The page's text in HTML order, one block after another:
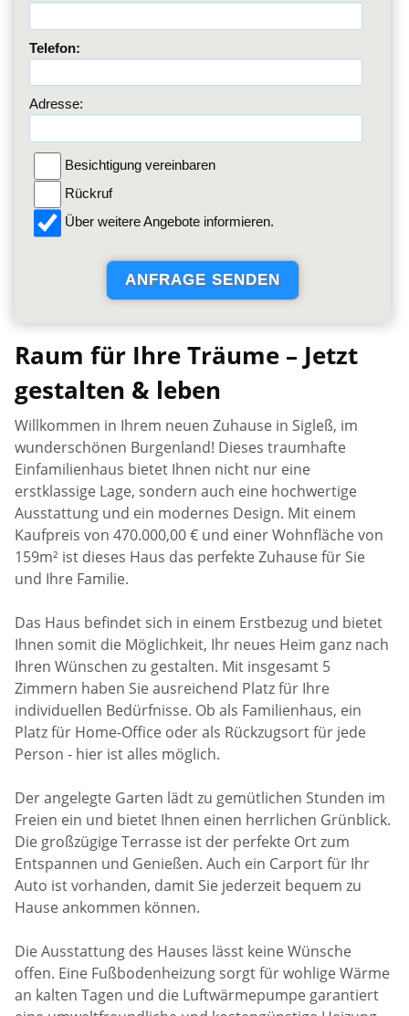
Telefon:
Adresse:
Besichtigung vereinbaren
Rückruf
Über weitere Angebote informieren.
Raum für Ihre Träume – Jetzt
gestalten & leben
Willkommen in Ihrem neuen Zuhause in Sigleß, im
wunderschönen Burgenland! Dieses traumhafte
Einfamilienhaus bietet Ihnen nicht nur eine
erstklassige Lage, sondern auch eine hochwertige
Ausstattung und ein modernes Design. Mit einem
Kaufpreis von 470.000,00 € und einer Wohnfläche von
159m² ist dieses Haus das perfekte Zuhause für Sie
und Ihre Familie.
Das Haus befindet sich in einem Erstbezug und bietet
Ihnen somit die Möglichkeit, Ihr neues Heim ganz nach
Ihren Wünschen zu gestalten. Mit insgesamt 5
Zimmern haben Sie ausreichend Platz für Ihre
individuellen Bedürfnisse. Ob als Familienhaus, ein
Platz für Home-Office oder als Rückzugsort für jede
Person - hier ist alles möglich.
Der angelegte Garten lädt zu gemütlichen Stunden im
Freien ein und bietet Ihnen einen herrlichen Grünblick.
Die großzügige Terrasse ist der perfekte Ort zum
Entspannen und Genießen. Auch ein Carport für Ihr
Auto ist vorhanden, damit Sie jederzeit bequem zu
Hause ankommen können.
Die Ausstattung des Hauses lässt keine Wünsche
offen. Eine Fußbodenheizung sorgt für wohlige Wärme
an kalten Tagen und die Luftwärmepumpe garantiert